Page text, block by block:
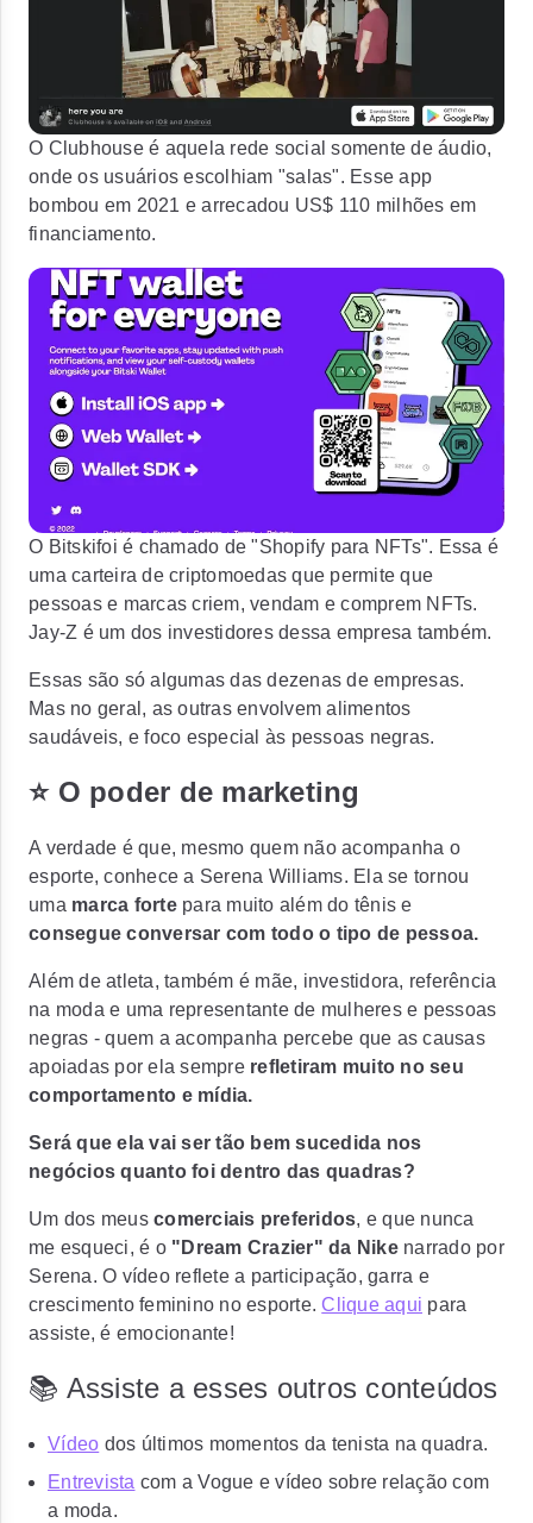
O Clubhouse é aquela rede social somente de áudio,
onde os usuários escolhiam "salas". Esse app
bombou em 2021 e arrecadou US$ 110 milhões em
financiamento.
O Bitskifoi é chamado de "Shopify para NFTs". Essa é
uma carteira de criptomoedas que permite que
pessoas e marcas criem, vendam e comprem NFTs.
Jay-Z é um dos investidores dessa empresa também.
Essas são só algumas das dezenas de empresas.
Mas no geral, as outras envolvem alimentos
saudáveis, e foco especial às pessoas negras.
⭐ O poder de marketing
A verdade é que, mesmo quem não acompanha o
esporte, conhece a Serena Williams. Ela se tornou
uma marca fortepara muito além do tênis e
consegue conversar com todo o tipo de pessoa.
Além de atleta, também é mãe, investidora, referência
na moda e uma representante de mulheres e pessoas
negras - quem a acompanha percebe que as causas
apoiadas por ela sempre refletiram muito no seu
comportamento e mídia.
Será que ela vai ser tão bem sucedida nos
negócios quanto foi dentro das quadras?
Um dos meus comerciais preferidos, e que nunca
me esqueci, é o "Dream Crazier" da Nikenarrado por
Serena. O vídeo reflete a participação, garra e
crescimento feminino no esporte.Clique aqui para
assiste, é emocionante!
📚 Assiste a esses outros conteúdos
Vídeo dos últimos momentos da tenista na quadra.
Entrevista com a Vogue e vídeo sobre relação com
a moda.